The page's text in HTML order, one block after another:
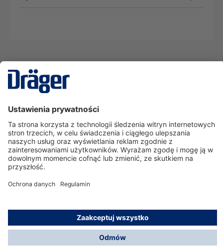
Serwisowa linia hotline
O nas
Korzystanie ze sklepu
© Dräger Polska Sp. z o.o., 2025
*Wszystkie ceny bez VAT, na warunkach opisanych w